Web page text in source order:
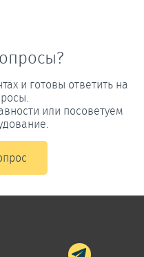
и готовы ответить на
или посоветуем